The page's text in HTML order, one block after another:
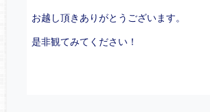
お越し頂きありがとうございます。
是非観てみてください！